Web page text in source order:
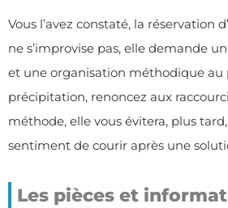
Vous l’avez constaté, la réservation
ne s’improvise pas, elle demande
et une organisation méthodique au
précipitation, renoncez aux
méthode, elle vous évitera, plus
sentiment de courir après une
Les pièces et